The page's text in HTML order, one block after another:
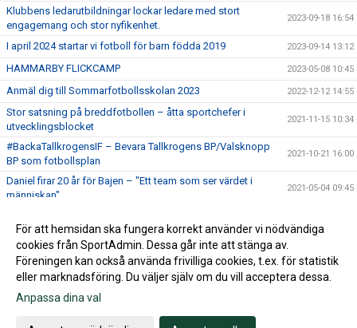
Klubbens ledarutbildningar lockar ledare med stort
engagemang och stor nyfikenhet.
2023-09-18 16:54
I april 2024 startar vi fotboll för barn födda 2019 2023-09-14 13:12
HAMMARBY FLICKCAMP 2023-05-08 10:45
Anmäl dig till Sommarfotbollsskolan 2023 2022-12-12 14:55
Stor satsning på breddfotbollen – åtta sportchefer i
utvecklingsblocket
2021-11-15 10:34
#BackaTallkrogensIF – Bevara Tallkrogens BP/Valsknopp
BP som fotbollsplan
2021-10-21 16:00
Daniel firar 20 år för Bajen – "Ett team som ser värdet i
människan"
2021-05-04 09:45
Huski Chocolate blir huvudpartner för hela Hammarby
Fotboll
Gå till Webbversion
För att hemsidan ska fungera korrekt använder vi nödvändiga
cookies från SportAdmin. Dessa går inte att stänga av.
Föreningen kan också använda frivilliga cookies, t.ex. för statistik
eller marknadsföring. Du väljer själv om du vill acceptera dessa.
Anpassa dina val